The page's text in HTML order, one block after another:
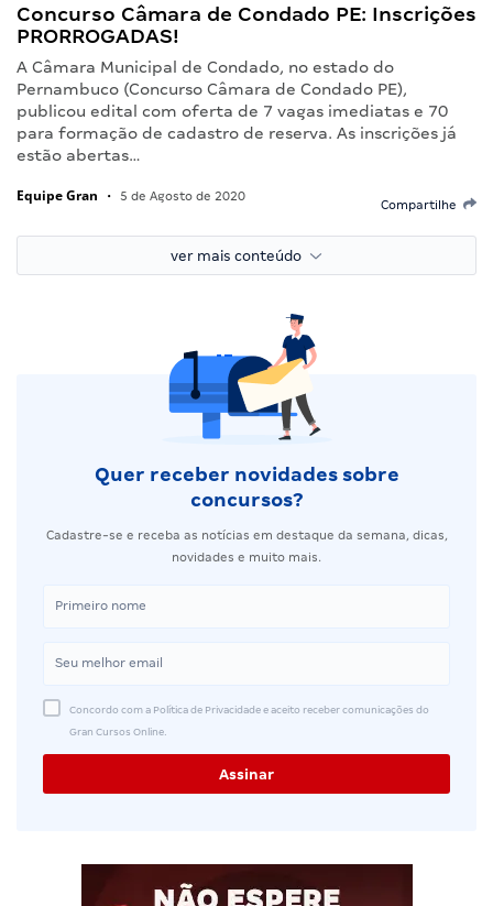
Concurso Câmara de Condado PE: Inscrições
PRORROGADAS!
A Câmara Municipal de Condado, no estado do
Pernambuco (Concurso Câmara de Condado PE),
publicou edital com oferta de 7 vagas imediatas e 70
para formação de cadastro de reserva. As inscrições já
estão abertas…
Equipe Gran • 5 de Agosto de 2020
Compartilhe
ver mais conteúdo
Quer receber novidades sobre
concursos?
Cadastre-se e receba as notícias em destaque da semana, dicas,
novidades e muito mais.
Concordo com a Política de Privacidade e aceito receber comunicações do
Gran Cursos Online.